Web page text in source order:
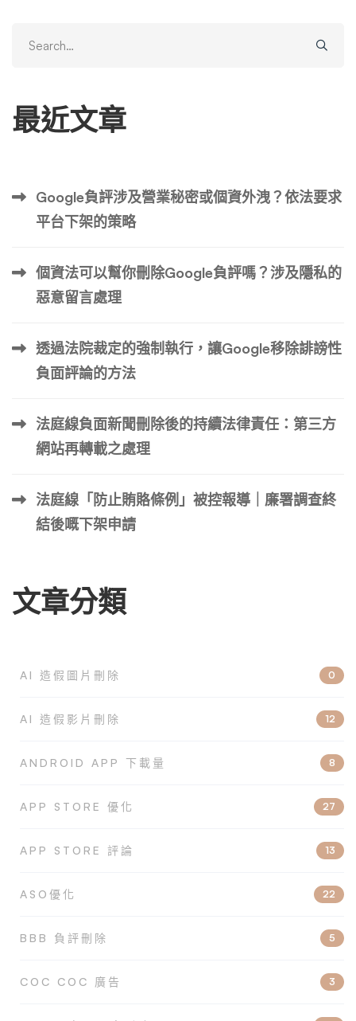
可能會產生嚴重後果，包括停用所有評論、搜尋排名處罰以
▶ 道德考慮 從道德上講，購買虛假評論是不道德的。虛假
評論會誤導客戶並降低真實評論所產生的信任。 建立在誠
for:
最近文章
Google負評涉及營業秘密或個資外洩？依法要求
平台下架的策略
個資法可以幫你刪除Google負評嗎？涉及隱私的
惡意留言處理
透過法院裁定的強制執行，讓Google移除誹謗性
負面評論的方法
法庭線負面新聞刪除後的持續法律責任：第三方
網站再轉載之處理
法庭線「防止賄賂條例」被控報導｜廉署調查終
結後嘅下架申請
文章分類
AI 造假圖片刪除 0
AI 造假影片刪除 12
ANDROID APP 下載量 8
APP STORE 優化 27
APP STORE 評論 13
ASO優化 22
BBB 負評刪除 5
COC COC 廣告 3